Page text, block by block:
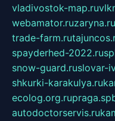
vladivostok-map.ru
webamator.ruzaryna.ru
trade-farm.ru
spayderhed-2022.ru
snow-guard.ruslovar-
shkurki-karakulya.ru
ecolog.org.ru
autodoctorservis.ru